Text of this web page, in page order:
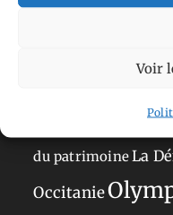
Voir
Aimez-
Anti tourisme
du patrimoineLa
Occitanie